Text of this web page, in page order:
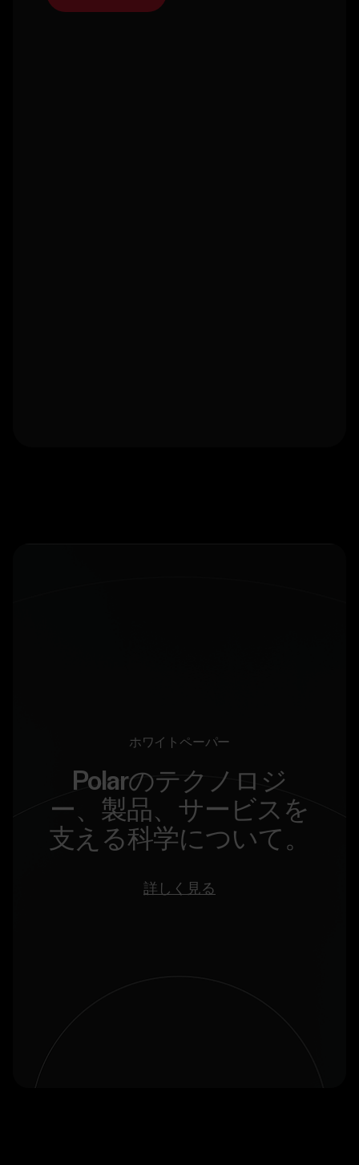
ホワイトペーパー
Polarのテクノロジ
ー、製品、サービスを
支える科学について。
詳しく見る